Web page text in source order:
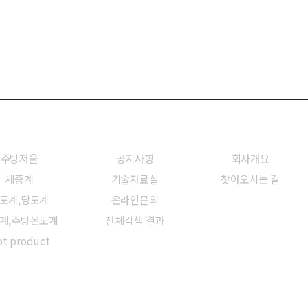
주방저울
체중계
계,당도계
,주방온도계
product
공지사항
기술자료실
온라인문의
전체검색 결과
회사개요
찾아오시는 길